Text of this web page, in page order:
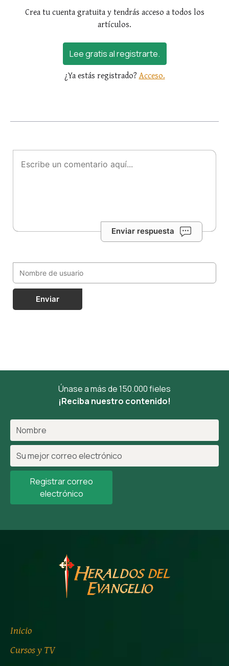
Crea tu cuenta gratuita y tendrás acceso a todos los
artículos.
Lee gratis al registrarte.
¿Ya estás registrado? Acceso.
Enviar respuesta
Enviar
Únase a más de 150.000 fieles
¡Reciba nuestro contenido!
Registrar correo
electrónico
Inicio
Cursos y TV